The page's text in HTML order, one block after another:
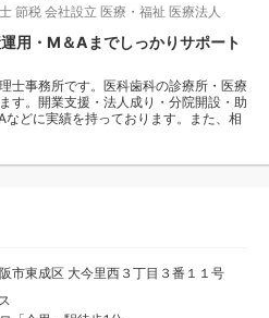
節税 会社設立 医療・福祉 医療法人
用・M＆Aまでしっかりサポート
士事務所です。医科歯科の診療所・医療
す。開業支援・法人成り・分院開設・助
どに実績を持っております。また、相
市東成区 大今里西３丁目３番１１号